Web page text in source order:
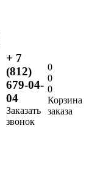
+ 7
(812)
679-04-
04
Заказать
звонок
0
0
0
Корзина
заказа